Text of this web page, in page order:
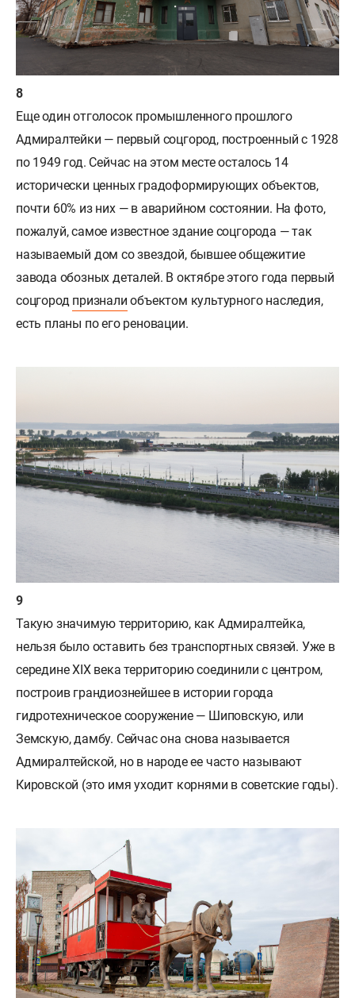
Еще один отголосок промышленного прошлого
Адмиралтейки — первый соцгород, построенный с 1928
по 1949 год. Сейчас на этом месте осталось 14
исторически ценных градоформирующих объектов,
почти 60% из них — в аварийном состоянии. На фото,
пожалуй, самое известное здание соцгорода — так
называемый дом со звездой, бывшее общежитие
завода обозных деталей. В октябре этого года первый
соцгород признали объектом культурного наследия,
есть планы по его реновации.
Такую значимую территорию, как Адмиралтейка,
нельзя было оставить без транспортных связей. Уже в
середине XIX века территорию соединили с центром,
построив грандиознейшее в истории города
гидротехническое сооружение — Шиповскую, или
Земскую, дамбу. Сейчас она снова называется
Адмиралтейской, но в народе ее часто называют
Кировской (это имя уходит корнями в советские годы).